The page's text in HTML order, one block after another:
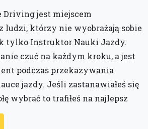
Driving jest miejscem
ludzi, którzy nie wyobrażają sobie
tylko Instruktor Nauki Jazdy.
czuć na każdym kroku, a jest
podczas przekazywania
jazdy. Jeśli zastanawiałeś się
wybrać to trafiłeś na najlepsz